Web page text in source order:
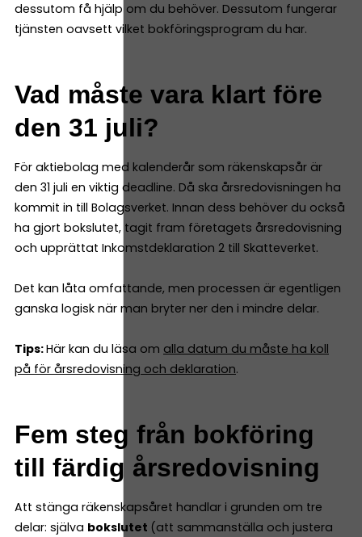
dessutom få hjälp om du behöver. Dessutom fungerar
tjänsten oavsett vilket bokföringsprogram du har.
Vad måste vara klart före
den 31 juli?
För aktiebolag med kalenderår som räkenskapsår är
den 31 juli en viktig deadline. Då ska årsredovisningen ha
kommit in till Bolagsverket. Innan dess behöver du också
ha gjort bokslutet, tagit fram företagets årsredovisning
och upprättat Inkomstdeklaration 2 till Skatteverket.
Det kan låta omfattande, men processen är egentligen
ganska logisk när man bryter ner den i mindre delar.
Tips:Här kan du läsa om alla datum du måste ha koll
på för årsredovisning och deklaration.
Fem steg från bokföring
till färdig årsredovisning
Att stänga räkenskapsåret handlar i grunden om tre
delar: själva bokslutet (att sammanställa och justera